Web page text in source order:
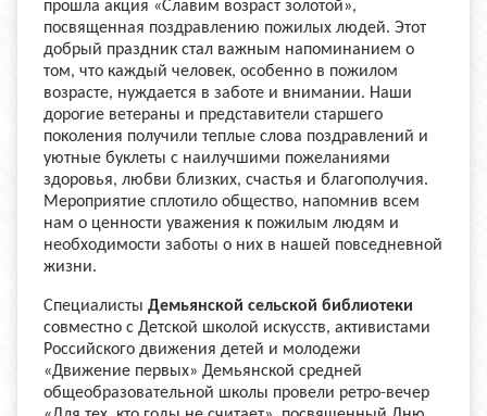
прошла акция «Славим возраст золотой»,
посвященная поздравлению пожилых людей. Этот
добрый праздник стал важным напоминанием о
том, что каждый человек, особенно в пожилом
возрасте, нуждается в заботе и внимании. Наши
дорогие ветераны и представители старшего
поколения получили теплые слова поздравлений и
уютные буклеты с наилучшими пожеланиями
здоровья, любви близких, счастья и благополучия.
Мероприятие сплотило общество, напомнив всем
нам о ценности уважения к пожилым людям и
необходимости заботы о них в нашей повседневной
жизни.
Специалисты Демьянской сельской библиотеки
совместно с Детской школой искусств, активистами
Российского движения детей и молодежи
«Движение первых» Демьянской средней
общеобразовательной школы провели ретро-вечер